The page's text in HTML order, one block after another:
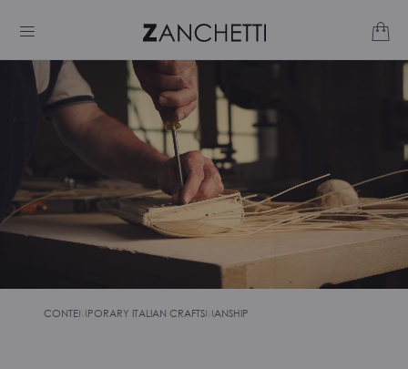
CONTEMPORARY ITALIAN CRAFTSMANSHIP